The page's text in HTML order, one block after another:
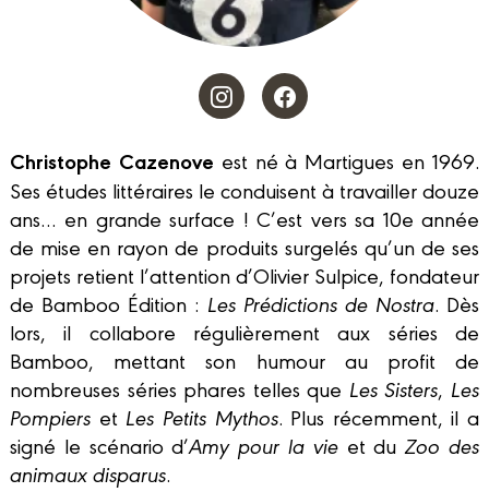
Christophe Cazenove est né à Martigues en 1969.
Ses études littéraires le conduisent à travailler douze
ans… en grande surface ! C’est vers sa 10e année
de mise en rayon de produits surgelés qu’un de ses
projets retient l’attention d’Olivier Sulpice, fondateur
de Bamboo Édition : Les Prédictions de Nostra. Dès
lors, il collabore régulièrement aux séries de
Bamboo, mettant son humour au profit de
nombreuses séries phares telles que Les Sisters, Les
Pompierset Les Petits Mythos. Plus récemment, il a
signé le scénario d’Amy pour la vieet duZoo des
animaux disparus.